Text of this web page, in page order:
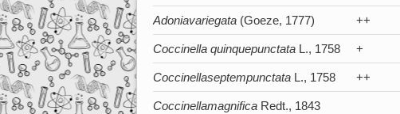
Adoniavariegata(Goeze, 1777) ++
Coccinella quinquepunctataL., 1758 +
CoccinellaseptempunctataL., 1758 ++
CoccinellamagnificaRedt., 1843